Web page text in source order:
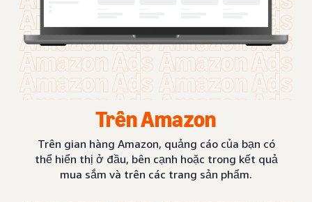
Trên Amazon
Trên gian hàng Amazon, quảng cáo của bạn có
thể hiển thị ở đầu, bên cạnh hoặc trong kết quả
mua sắm và trên các trang sản phẩm.